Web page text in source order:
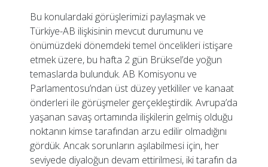
Bu konulardaki görüşlerimizi paylaşmak ve
Türkiye-AB ilişkisinin mevcut durumunu ve
önümüzdeki dönemdeki temel öncelikleri istişare
etmek üzere, bu hafta 2 gün Brüksel’de yoğun
temaslarda bulunduk. AB Komisyonu ve
Parlamentosu’ndan üst düzey yetkililer ve kanaat
önderleri ile görüşmeler gerçekleştirdik. Avrupa’da
yaşanan savaş ortamında ilişkilerin gelmiş olduğu
noktanın kimse tarafından arzu edilir olmadığını
gördük. Ancak sorunların aşılabilmesi için, her
seviyede diyaloğun devam ettirilmesi, iki tarafın da